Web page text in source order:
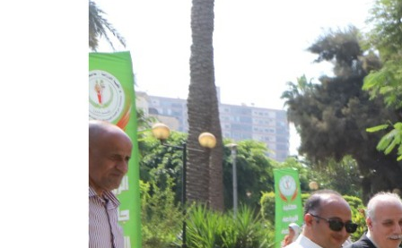
رؤساء الأقسام العلمية
الهيكل التنظيمى
نبذة تاريخية
تاريخ الكلية
الإدارة الحالية
الخطة الإستراتجية و التنفيذية
ميثاق الأخلاقيات
بحوث فى حقوق الملكية الفكرية
إستراتجية التعليم والتعلم
البريد الإلكترونى لإدارات و مراكز الكلية
خريطة الكلية